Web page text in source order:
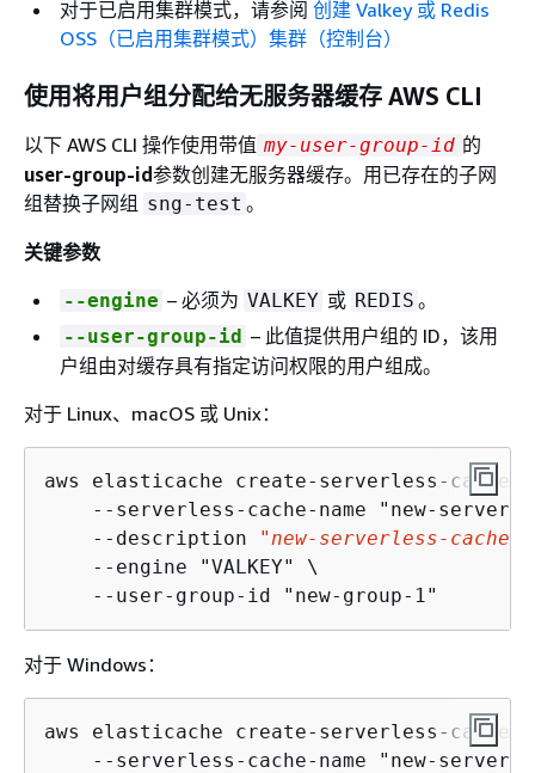
对于已启用集群模式，请参阅 创建 Valkey 或 Redis
OSS（已启用集群模式）集群（控制台）
使用将用户组分配给无服务器缓存 AWS CLI
以下 AWS CLI 操作使用带值 my-user-group-id 的
user-group-id参数创建无服务器缓存。用已存在的子网
组替换子网组 sng-test 。
关键参数
--engine – 必须为 VALKEY 或 REDIS 。
--user-group-id – 此值提供用户组的 ID，该用
户组由对缓存具有指定访问权限的用户组成。
对于 Linux、macOS 或 Unix：
aws elasticache create-serverless-cache \
--serverless-cache-name "new-
    --description
"new-serverless-cache"
    --engine "VALKEY" \
对于 Windows：
aws elasticache create-serverless-cache ^
--serverless-cache-name "new-